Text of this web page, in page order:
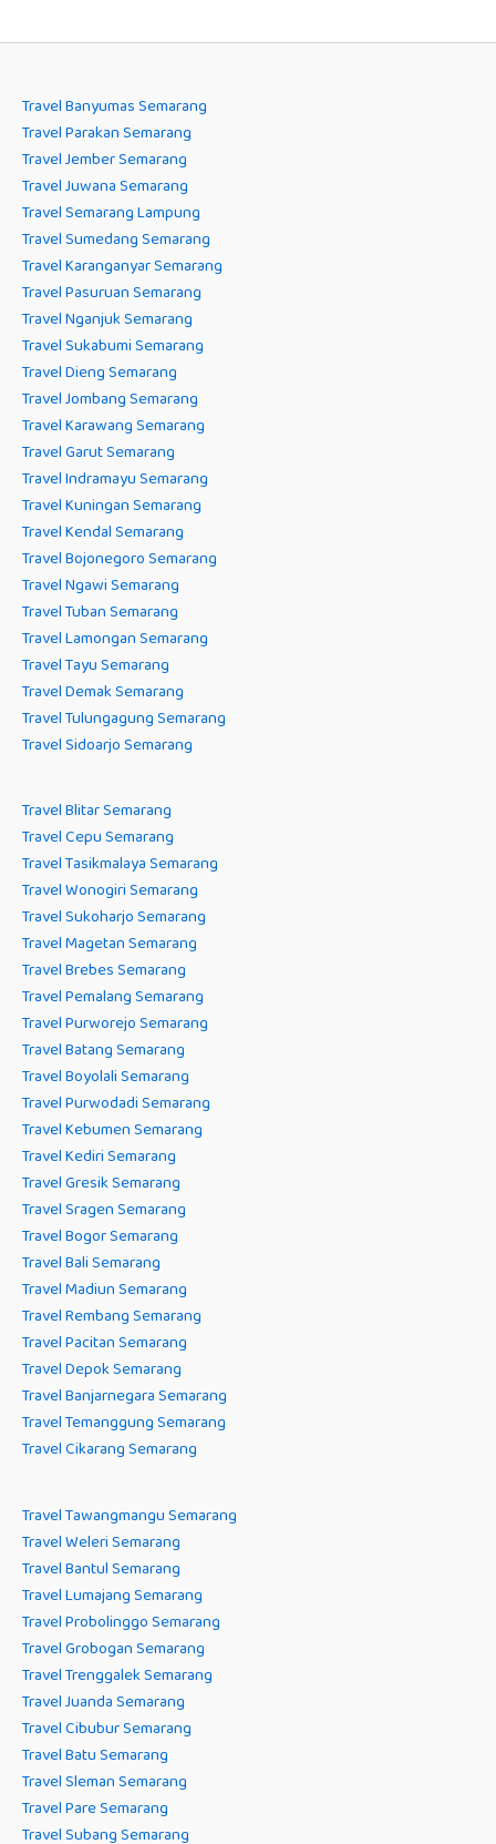
Travel Banyumas Semarang
Travel Parakan Semarang
Travel Jember Semarang
Travel Juwana Semarang
Travel Semarang Lampung
Travel Sumedang Semarang
Travel Karanganyar Semarang
Travel Pasuruan Semarang
Travel Nganjuk Semarang
Travel Sukabumi Semarang
Travel Dieng Semarang
Travel Jombang Semarang
Travel Karawang Semarang
Travel Garut Semarang
Travel Indramayu Semarang
Travel Kuningan Semarang
Travel Kendal Semarang
Travel Bojonegoro Semarang
Travel Ngawi Semarang
Travel Tuban Semarang
Travel Lamongan Semarang
Travel Tayu Semarang
Travel Demak Semarang
Travel Tulungagung Semarang
Travel Sidoarjo Semarang
Travel Blitar Semarang
Travel Cepu Semarang
Travel Tasikmalaya Semarang
Travel Wonogiri Semarang
Travel Sukoharjo Semarang
Travel Magetan Semarang
Travel Brebes Semarang
Travel Pemalang Semarang
Travel Purworejo Semarang
Travel Batang Semarang
Travel Boyolali Semarang
Travel Purwodadi Semarang
Travel Kebumen Semarang
Travel Kediri Semarang
Travel Gresik Semarang
Travel Sragen Semarang
Travel Bogor Semarang
Travel Bali Semarang
Travel Madiun Semarang
Travel Rembang Semarang
Travel Pacitan Semarang
Travel Depok Semarang
Travel Banjarnegara Semarang
Travel Temanggung Semarang
Travel Cikarang Semarang
Travel Tawangmangu Semarang
Travel Weleri Semarang
Travel Bantul Semarang
Travel Lumajang Semarang
Travel Probolinggo Semarang
Travel Grobogan Semarang
Travel Trenggalek Semarang
Travel Juanda Semarang
Travel Cibubur Semarang
Travel Batu Semarang
Travel Sleman Semarang
Travel Pare Semarang
Travel Subang Semarang